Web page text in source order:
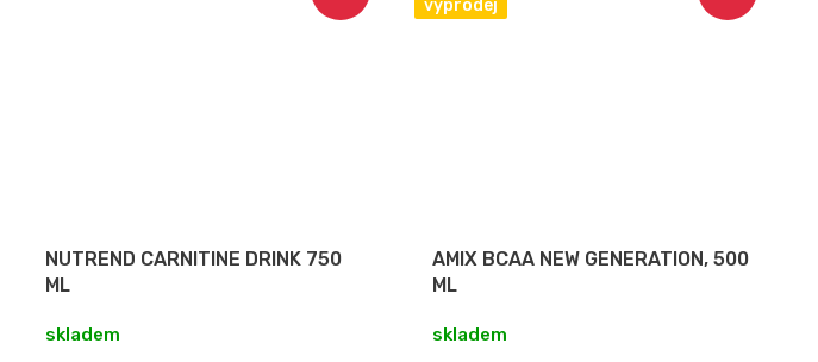
NUTREND CARNITINE DRINK 750
ML
skladem
výprodej
AMIX BCAA NEW GENERATION, 500
ML
skladem